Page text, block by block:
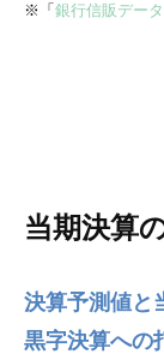
※「 銀行信販デー
当期決算
決算予測値と
黒字決算への